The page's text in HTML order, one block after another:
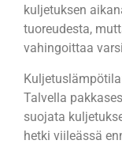
kuljetuksen
tuoreudesta,
vahingoittaa
Talvella
suojata
hetki viileässä